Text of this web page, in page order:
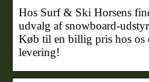
Hos Surf & Ski Horsens
udvalg af snowboard-
Køb til en billig pris hos os
levering!